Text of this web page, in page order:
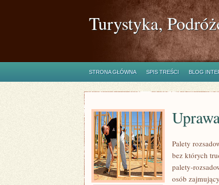
Turystyka,
STRONA GŁÓWNA SPIS TREŚCI BLOG
Palety
bez których
palety-
osób